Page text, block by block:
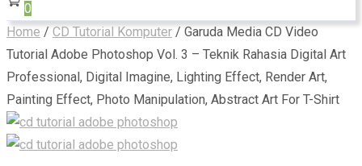
0
Home / CD Tutorial Komputer / Garuda Media CD Video
Tutorial Adobe Photoshop Vol. 3 – Teknik Rahasia Digital Art
Professional, Digital Imagine, Lighting Effect, Render Art,
Painting Effect, Photo Manipulation, Abstract Art For T-Shirt